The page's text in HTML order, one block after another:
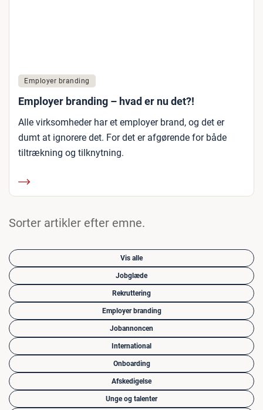
Employer branding
Employer branding – hvad er nu det?!
Alle virksomheder har et employer brand, og det er
dumt at ignorere det. For det er afgørende for både
tiltrækning og tilknytning.
Sorter artikler efter emne.
Vis alle
Jobglæde
Rekruttering
Employer branding
Jobannoncen
International
Onboarding
Afskedigelse
Unge og talenter